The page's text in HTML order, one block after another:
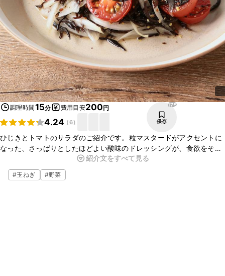
調理時間15分 費用目安200円
4.24 (6)
175
保存
ひじきとトマトのサラダのご紹介です。粒マスタードがアクセントに
なった、さっぱりとしたほどよい酸味のドレッシングが、食欲をそそ
る一品です。和食と洋食の両方に合う、万能な副菜ですよ。ぜひお試
しくださいね。
紹介文をすべて見る
#玉ねぎ #野菜